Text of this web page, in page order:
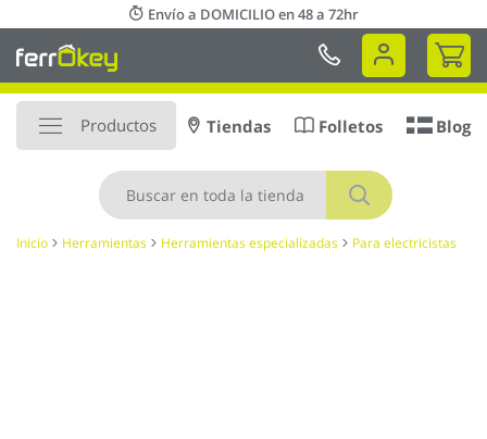
al
contenido
Envío a DOMICILIO en 48 a 72hr
Mi
Productos
Buscar
Tiendas Folletos Blog
Inicio Herramientas Herramientas especializadas Para electricistas